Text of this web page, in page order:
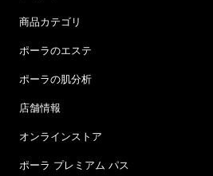
商品カテゴリ
ポーラのエステ
ポーラの肌分析
店舗情報
オンラインストア
ポーラ プレミアム パス